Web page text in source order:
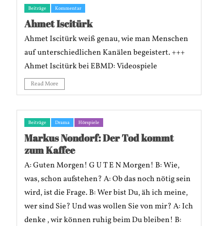
Beiträge Kommentar
Ahmet Iscitürk
Ahmet Iscitürk weiß genau, wie man Menschen
auf unterschiedlichen Kanälen begeistert. +++
Ahmet Iscitürk bei EBMD: Videospiele
Read More
Beiträge Drama Hörspiele
Markus Nondorf: Der Tod kommt
zum Kaffee
A: Guten Morgen! G U T E N Morgen! B: Wie,
was, schon aufstehen? A: Ob das noch nötig sein
wird, ist die Frage. B: Wer bist Du, äh ich meine,
wer sind Sie? Und was wollen Sie von mir? A: Ich
denke , wir können ruhig beim Du bleiben! B: